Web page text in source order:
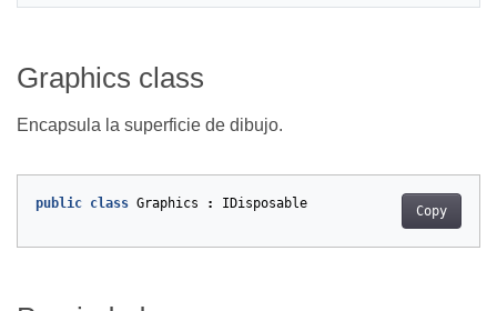
Graphics class
Encapsula la superficie de dibujo.
Copy
public class Graphics : IDisposable